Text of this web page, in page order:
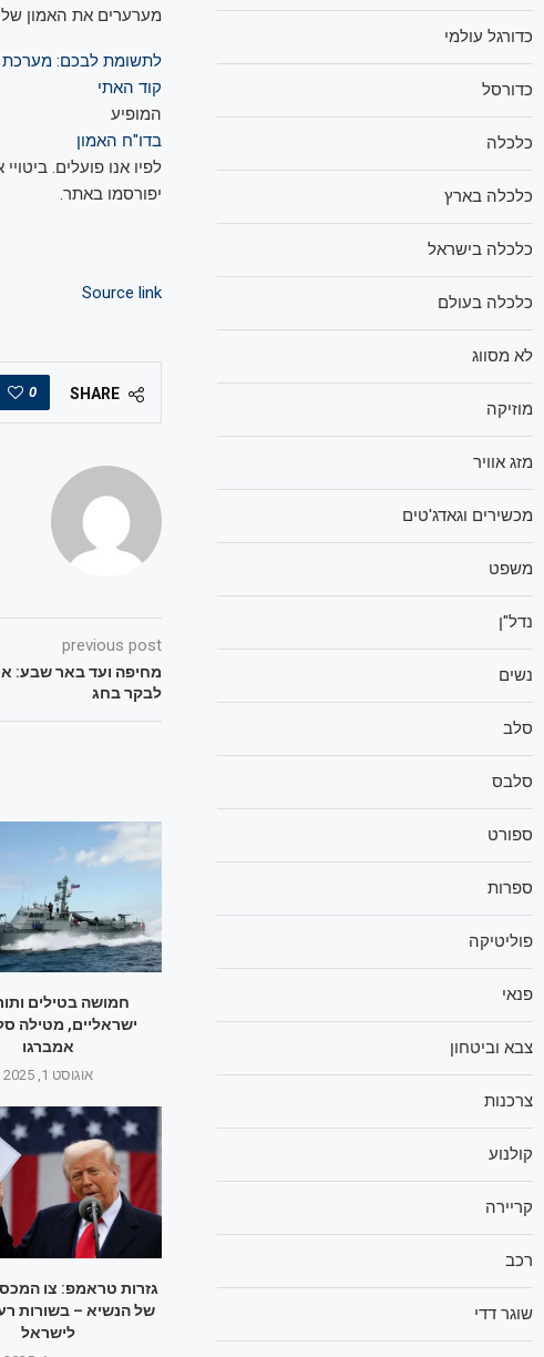
מערערים את האמון
לתשומת לבכם: מערכת
קוד האתי
המופיע
בדו"ח האמון
לפיו אנו פועלים.
יפורסמו באתר.
Source link
SHARE
0
previous post
מחיפה ועד באר שבע:
לבקר בחג
חמושה בטילים
ישראליים, מטילה
אמברגו
אוגוסט 1, 2025
גזרות טראמפ: צו
של הנשיא – בשורות
לישראל
כדורגל עולמי
כדורסל
כלכלה
כלכלה בארץ
כלכלה בישראל
כלכלה בעולם
לא מסווג
מוזיקה
מזג אוויר
מכשירים וגאדג'טים
משפט
נדל"ן
נשים
סלב
סלבס
ספורט
ספרות
פוליטיקה
פנאי
צבא וביטחון
צרכנות
קולנוע
קריירה
רכב
שוגר דדי